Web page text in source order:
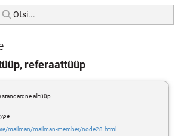
referaattüüp
standardne alltüüp
mailman/mailman-member/node28.html